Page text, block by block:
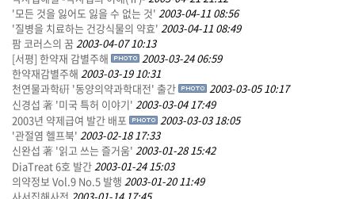
'모든 것을 잃어도 잃을 수 없는 것' 2003-04-11 08:56
'질병을 치료하는 건강식물의 약효' 2003-04-11 08:49
팜 코러스의 꿈2003-04-07 10:13
[서평] 한약재 감별주해
2003-03-24 06:59
한약재감별주해 2003-03-19 10:31
천연물과학硏 '동양의약과학대전' 출간
2003-03-05 10:17
신경섭 著 '미국 특허 이야기' 2003-03-04 17:49
2003년 약제급여 발간 배포
2003-03-03 18:05
'관절염 헬프북' 2003-02-18 17:33
신완섭 著 '읽고 쓰는 즐거움' 2003-01-28 15:42
DiaTreat 6호 발간2003-01-24 15:03
의약정보 Vol.9 No.5 발행 2003-01-20 11:49